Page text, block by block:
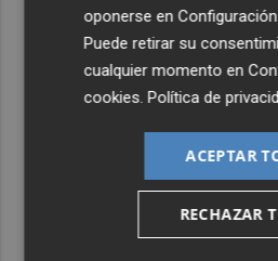
oponerse en
Puede retirar su
cualquier momento en
cookies .Política de
ACEPTAR
RECHAZAR